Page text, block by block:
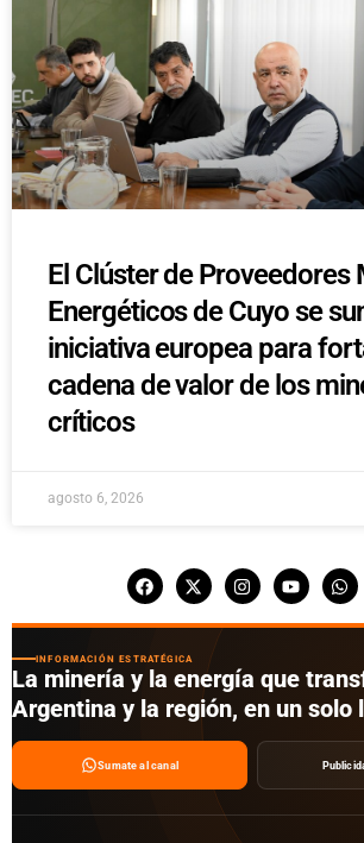
El Clúster de Proveedores
Energéticos de Cuyo se
iniciativa europea para
cadena de valor de los
críticos
agosto 6, 2026
INFORMACIÓN ESTRATÉGICA
La minería y la energía que
Argentina y la región, en un solo
Sumate al canal